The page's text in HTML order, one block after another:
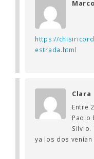
https://
estrada.html
Clara
Entre
Paolo
Silvio.
ya los dos